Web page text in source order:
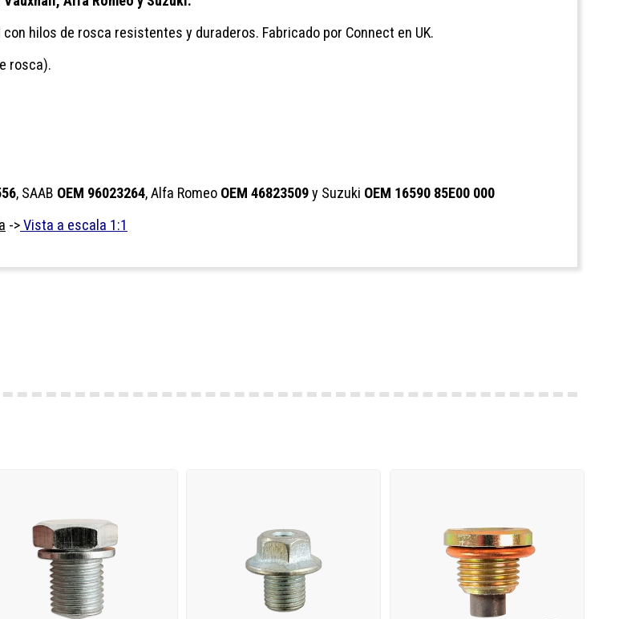
hilos de rosca resistentes y duraderos. Fabricado por Connect en UK.
rosca).
, SAAB OEM 96023264, Alfa Romeo OEM 46823509y Suzuki OEM 16590 85E00 000
->Vista a escala 1:1